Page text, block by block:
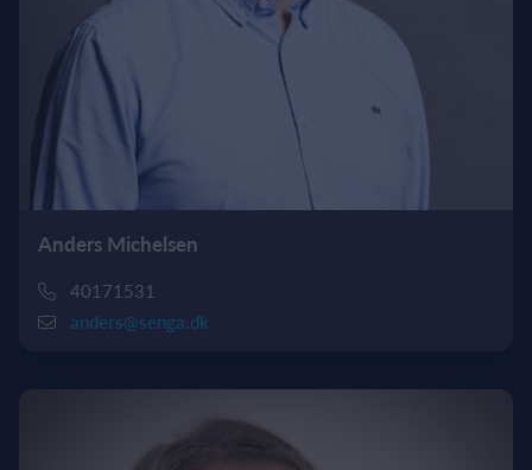
Anders Michelsen
40171531
anders@senga.dk